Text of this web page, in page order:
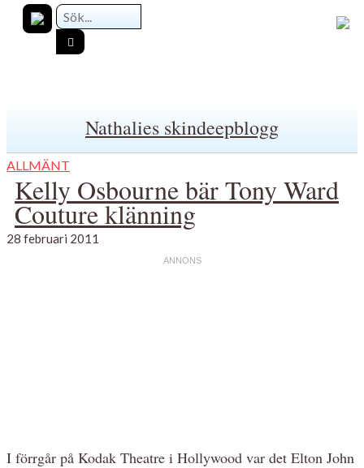
Nathalies skindeepblogg
ALLMÄNT
Kelly Osbourne bär Tony Ward
Couture klänning
28 februari 2011
I förrgår på Kodak Theatre i Hollywood var det Elton John